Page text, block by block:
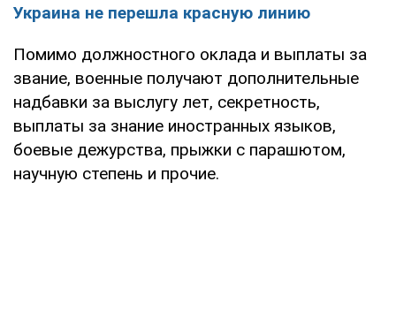
Украина не перешла красную линию
Помимо должностного оклада и выплаты за
звание, военные получают дополнительные
надбавки за выслугу лет, секретность,
выплаты за знание иностранных языков,
боевые дежурства, прыжки с парашютом,
научную степень и прочие.